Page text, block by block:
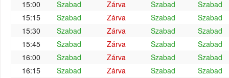
15:00
Szabad Zárva Szabad
Szabad
15:15
Szabad Zárva Szabad
Szabad
15:30
Szabad Zárva Szabad
Szabad
15:45
Szabad Zárva Szabad
Szabad
16:00
Szabad Zárva Szabad
Szabad
16:15
Szabad Zárva Szabad Szabad